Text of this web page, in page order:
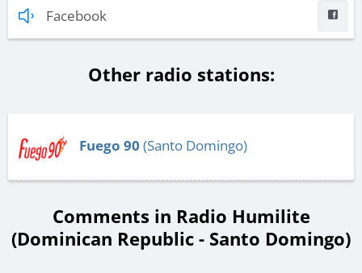
Facebook
Other radio stations:
Fuego 90 (Santo Domingo)
Comments in Radio Humilite
(Dominican Republic - Santo Domingo)